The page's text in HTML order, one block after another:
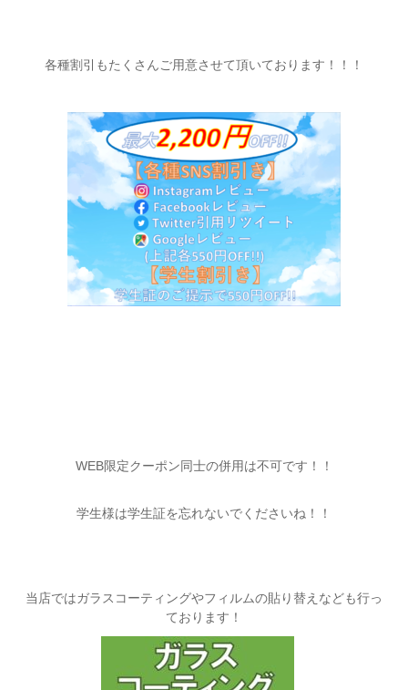
各種割引もたくさんご用意させて頂いております！！！
WEB限定クーポン同士の併用は不可です！！
学生様は学生証を忘れないでくださいね！！
当店ではガラスコーティングやフィルムの貼り替えなども行っ
ております！